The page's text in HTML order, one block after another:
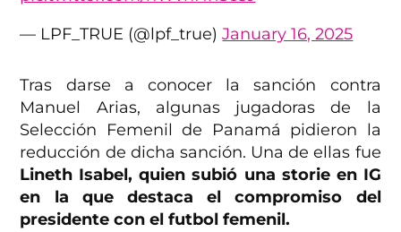
— LPF_TRUE (@lpf_true)January 16, 2025
Tras darse a conocer la sanción contra
Manuel Arias, algunas jugadoras de la
Selección Femenil de Panamá pidieron la
reducción de dicha sanción. Una de ellas fue
Lineth Isabel, quien subió una storie en IG
en la que destaca el compromiso del
presidente con el futbol femenil.